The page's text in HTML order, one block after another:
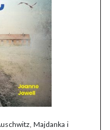
Majdanka i